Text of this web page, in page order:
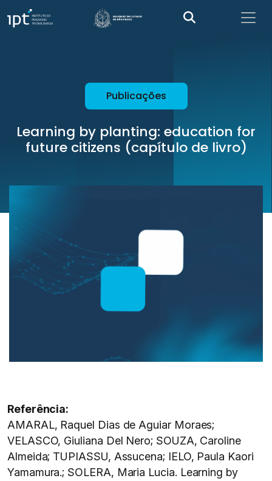
Publicações
Learning by planting: education for
future citizens (capítulo de livro)
Referência:
AMARAL, Raquel Dias de Aguiar Moraes;
VELASCO, Giuliana Del Nero; SOUZA, Caroline
Almeida; TUPIASSU, Assucena; IELO, Paula Kaori
Yamamura.; SOLERA, Maria Lucia. Learning by